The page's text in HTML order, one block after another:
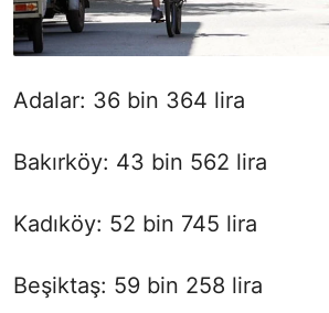
Adalar: 36 bin 364 lira
Bakırköy: 43 bin 562 lira
Kadıköy: 52 bin 745 lira
Beşiktaş: 59 bin 258 lira